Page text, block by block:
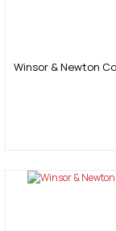
Winsor & Newton